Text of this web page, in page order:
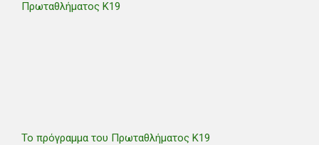
Το πρόγραμμα του Πρωταθλήματος Κ19